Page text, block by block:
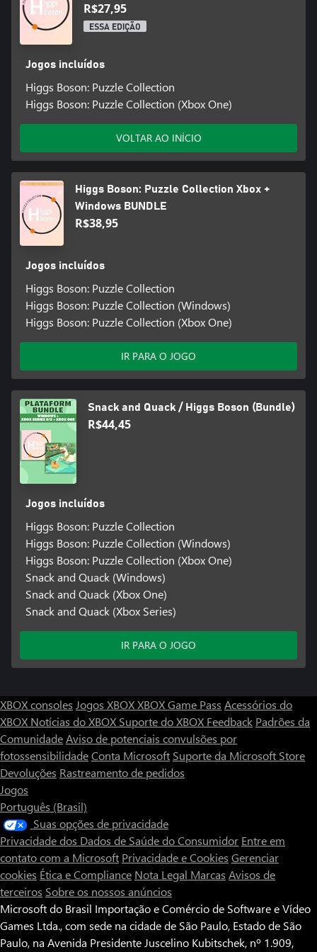
R$27,95
ESSA EDIÇÃO
Jogos incluídos
Higgs Boson: Puzzle Collection
Higgs Boson: Puzzle Collection (Xbox One)
VOLTAR AO INÍCIO
Higgs Boson: Puzzle Collection Xbox +
Windows BUNDLE
R$38,95
Jogos incluídos
Higgs Boson: Puzzle Collection
Higgs Boson: Puzzle Collection (Windows)
Higgs Boson: Puzzle Collection (Xbox One)
IR PARA O JOGO
Snack and Quack / Higgs Boson (Bundle)
R$44,45
Jogos incluídos
Higgs Boson: Puzzle Collection
Higgs Boson: Puzzle Collection (Windows)
Higgs Boson: Puzzle Collection (Xbox One)
Snack and Quack (Windows)
Snack and Quack (Xbox One)
Snack and Quack (Xbox Series)
IR PARA O JOGO
XBOX consoles Jogos XBOXXBOX Game Pass Acessórios do
XBOX Notícias do XBOX Suporte do XBOX Feedback Padrões da
ComunidadeAviso de potenciais convulsões por
fotossensibilidadeConta Microsoft Suporte da Microsoft Store
Devoluções Rastreamento de pedidos
Jogos
Português (Brasil)
Suas opções de privacidade
Privacidade dos Dados de Saúde do Consumidor Entre em
contato com a Microsoft Privacidade e Cookies Gerenciar
cookies Ética e Compliance Nota Legal Marcas Avisos de
terceiros Sobre os nossos anúncios
Microsoft do Brasil Importação e Comércio de Software e Vídeo
Games Ltda., com sede na cidade de São Paulo, Estado de São
Paulo, na Avenida Presidente Juscelino Kubitschek, nº 1.909,